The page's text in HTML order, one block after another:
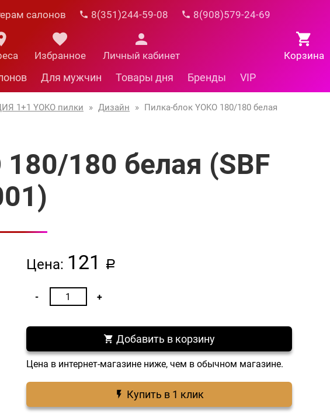
салонов 8(351)244-59-08 8(908)579-24-69
Корзина
Избранное Личный кабинет
Для мужчин Товары дня Бренды VIP
1+1 YOKO пилки » Дизайн » Пилка-блок YOKO 180/180 белая
180/180 белая (SBF
Цена: 121 a
Добавить в корзину
Цена в интернет-магазине ниже, чем в обычном магазине.
Купить в 1 клик